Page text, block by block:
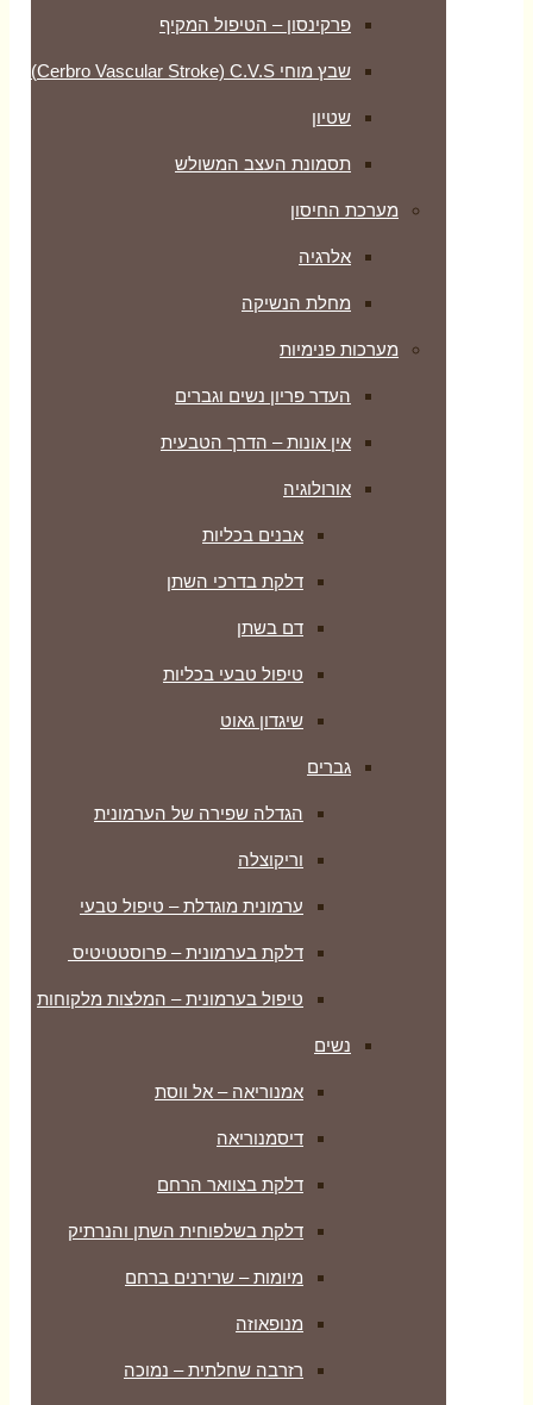
פרקינסון – הטיפול המקיף
שבץ מוחי Cerbro Vascular Stroke) C.V.S)
שטיון
תסמונת העצב המשולש
מערכת החיסון
אלרגיה
מחלת הנשיקה
מערכות פנימיות
העדר פריון נשים וגברים
אין אונות – הדרך הטבעית
אורולוגיה
אבנים בכליות
דלקת בדרכי השתן
דם בשתן
טיפול טבעי בכליות
שיגדון גאוט
גברים
הגדלה שפירה של הערמונית
וריקוצלה
ערמונית מוגדלת – טיפול טבעי
דלקת בערמונית – פרוסטטיטיס
טיפול בערמונית – המלצות מלקוחות
נשים
אמנוריאה – אל ווסת
דיסמנוריאה
דלקת בצוואר הרחם
דלקת בשלפוחית השתן והנרתיק
מיומות – שרירנים ברחם
מנופאוזה
רזרבה שחלתית – נמוכה